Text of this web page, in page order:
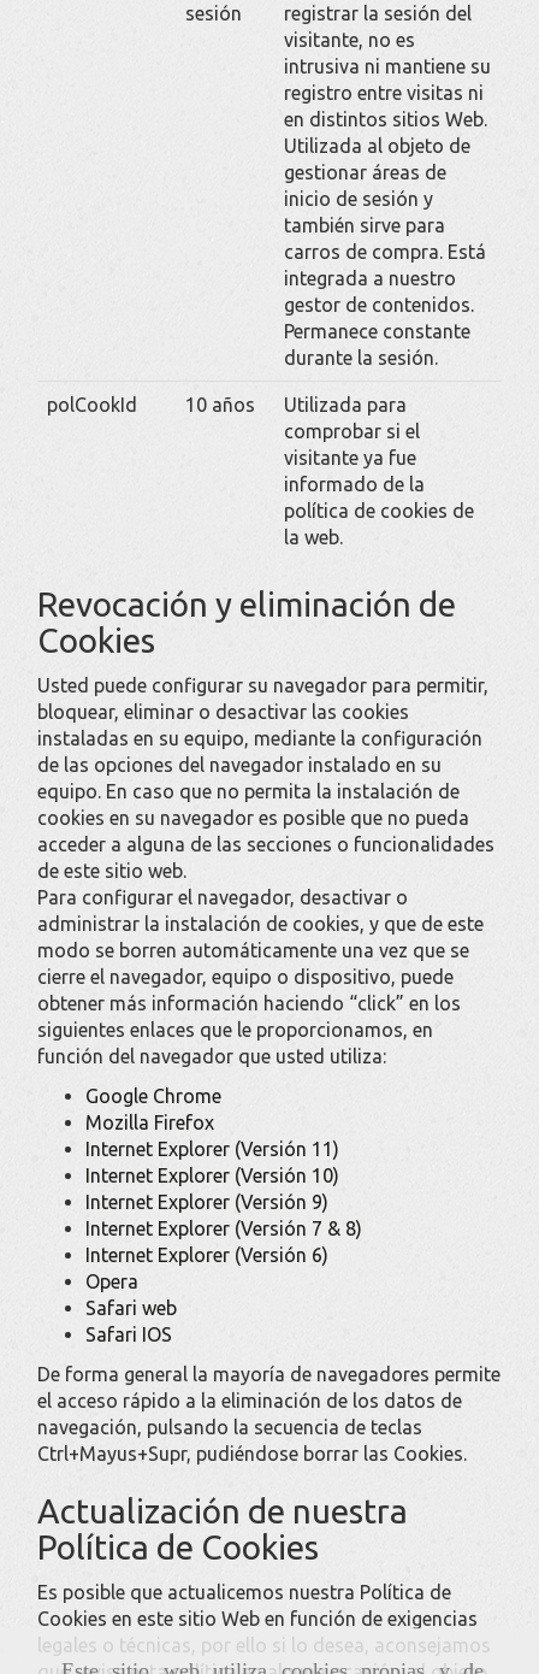
sesión
registrar la sesión del
visitante, no es
intrusiva ni mantiene su
registro entre visitas ni
en distintos sitios Web.
Utilizada al objeto de
gestionar áreas de
inicio de sesión y
también sirve para
carros de compra. Está
integrada a nuestro
gestor de contenidos.
Permanece constante
durante la sesión.
polCookId 10 años
Utilizada para
comprobar si el
visitante ya fue
informado de la
política de cookies de
la web.
Revocación y eliminación de
Cookies
Usted puede configurar su navegador para permitir,
bloquear, eliminar o desactivar las cookies
instaladas en su equipo, mediante la configuración
de las opciones del navegador instalado en su
equipo. En caso que no permita la instalación de
cookies en su navegador es posible que no pueda
acceder a alguna de las secciones o funcionalidades
de este sitio web.
Para configurar el navegador, desactivar o
administrar la instalación de cookies, y que de este
modo se borren automáticamente una vez que se
cierre el navegador, equipo o dispositivo, puede
obtener más información haciendo “click” en los
siguientes enlaces que le proporcionamos, en
función del navegador que usted utiliza:
Google Chrome
Mozilla Firefox
Internet Explorer (Versión 11)
Internet Explorer (Versión 10)
Internet Explorer (Versión 9)
Internet Explorer (Versión 7 & 8)
Internet Explorer (Versión 6)
Opera
Safari web
Safari IOS
De forma general la mayoría de navegadores permite
el acceso rápido a la eliminación de los datos de
navegación, pulsando la secuencia de teclas
Ctrl+Mayus+Supr, pudiéndose borrar las Cookies.
Actualización de nuestra
Política de Cookies
Es posible que actualicemos nuestra Política de
Cookies en este sitio Web en función de exigencias
legales o técnicas, por ello si lo desea, aconsejamos